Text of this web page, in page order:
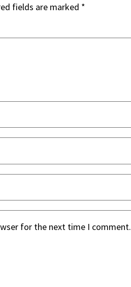
fields are marked *
for the next time I comment.